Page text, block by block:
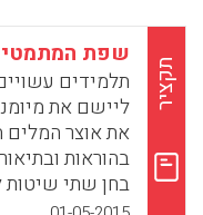
בשיח בשתי
השבדיים
כאינטראקציות
רעיונות של
ממצבים בחיי
הפיניים
של מתמטיקה,
תקציר
שפת
תלמידים
ליישם את
את אוצר
בהוראות
בחן שתי שיטות